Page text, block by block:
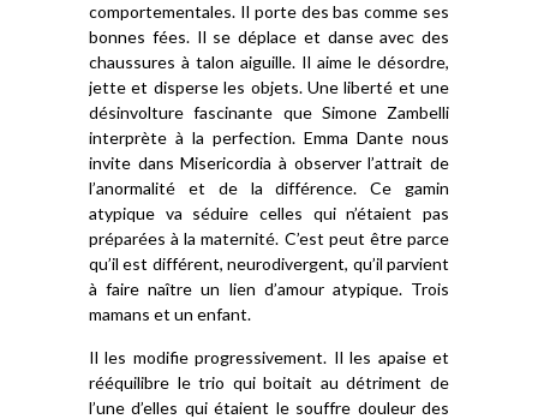
comportementales. Il porte des bas comme ses
bonnes fées. Il se déplace et danse avec des
chaussures à talon aiguille. Il aime le désordre,
jette et disperse les objets. Une liberté et une
désinvolture fascinante que Simone Zambelli
interprète à la perfection. Emma Dante nous
invite dans Misericordia à observer l’attrait de
l’anormalité et de la différence. Ce gamin
atypique va séduire celles qui n’étaient pas
préparées à la maternité. C’est peut être parce
qu’il est différent, neurodivergent, qu’il parvient
à faire naître un lien d’amour atypique. Trois
mamans et un enfant.
Il les modifie progressivement. Il les apaise et
rééquilibre le trio qui boitait au détriment de
l’une d’elles qui étaient le souffre douleur des